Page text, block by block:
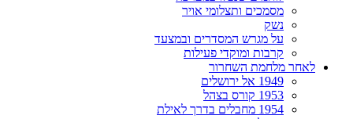
מסמכים ותצלומי אויר
נשק
על מגרש המסדרים ובמצעד
קרבות ומוקדי פעילות
לאחר מלחמת השחרור
1949 אל ירושלים
1953 קורס בצהל
1954 מחבלים בדרך לאילת